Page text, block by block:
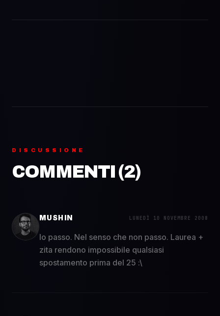
DISCUSSIONE
COMMENTI (2)
MUSHIN LUNEDÌ 10 NOVEMBRE 2008
Io passo. Nel senso che non passo. Laurea +
zita rendono impossibile qualsiasi
spostamento prima del 25 :\